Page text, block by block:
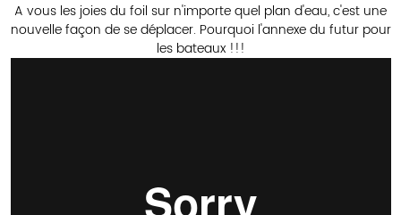
A vous les joies du foil sur n'importe quel plan d'eau, c'est une
nouvelle façon de se déplacer. Pourquoi l'annexe du futur pour
les bateaux !!!